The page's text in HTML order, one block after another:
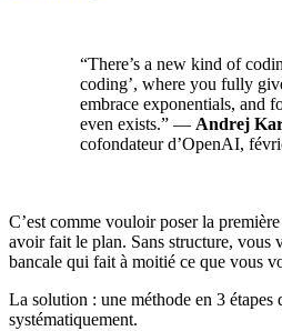
“There’s a new kind of
coding’, where you fully
embrace exponentials, and
even exists.” — Andrej
cofondateur d’OpenAI,
C’est comme vouloir poser la
avoir fait le plan. Sans structure, vous
bancale qui fait à moitié ce que vous
La solution : une méthode en 3 étapes
systématiquement.